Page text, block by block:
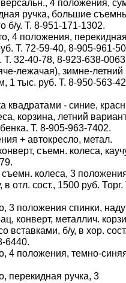
4 положения,
ручка, большие
б/у. Т. 8-951-171-1302.
4 положения,
Т. 72-59-40, 8-905-961-
Т. 32-40-78, 8-923-638-
лежачая), зимне-летний
1 тыс. руб. Т. 8-950-563-
квадратами - синие,
корзина, летний
T. 8-905-963-7402.
+ автокресло, метал.
съемн. колеса,
колеса, 3
отл. сост., 1500 руб. Торг.
3 положения спинки,
конверт, металлич.
вставками, б/у, в хор.
6440.
4 положения, темно-
перекидная ручка, 3